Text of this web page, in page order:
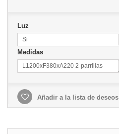
Luz
Si
Medidas
L1200xF380xA220 2-parrillas
Añadir a la lista de deseos